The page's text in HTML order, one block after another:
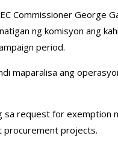
Commissioner George
ng komisyon ang
period.
maparalisa ang
sa request for exemption
procurement projects.